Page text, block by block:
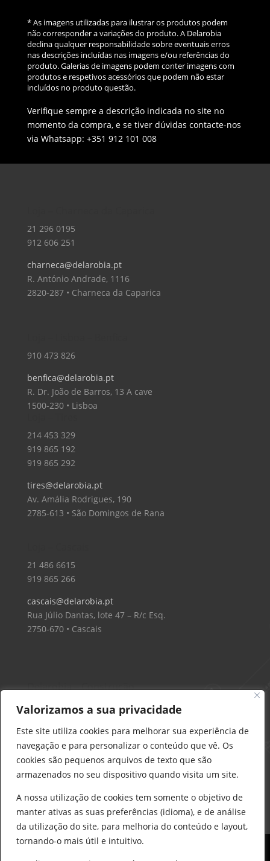
Valorizamos a sua privacidade
Este site utiliza cookies para melhorar sua experiência de
navegação e para personalizar o conteúdo que vê. Os
cookies são pequenos arquivos de texto que são
armazenados no seu dispositivo quando visita um site.
A nossa utilização de cookies tem somente o objetivo de
manter ativas as suas preferências (idioma), e de análise
da utilização do site, para melhoria do conteúdo e layout,
tornando-o mais útil e intuitivo.
* As imagens utilizadas para ilustrar os produtos podem
não corresponder a variações do produto. A Delarobia
declina qualquer responsabilidade sobre eventuais erros
nas descrições incluídas nas imagens e/ou referências do
produto. Galerias de imagens podem conter imagens com
produtos e respetivos acessórios que podem não estar
incluídos no produto questão.
Verifique sempre a descrição indicada no site no
momento da compra, e se tiver dúvidas contacte-nos
via Whatsapp: +351 912 101 008
21 296 0195
912 606 251
charneca@delarobia.pt
R. António Andrade, 1116
2820-287 • Charneca da Caparica
910 473 826
benfica@delarobia.pt
R. Dr. João de Barros, 13 A cave
1500-230 • Lisboa
214 453 329
919 865 192
919 865 292
tires@delarobia.pt
Av. Amália Rodrigues, 190
2785-613 • São Domingos de Rana
21 486 6615
919 865 266
cascais@delarobia.pt
Rua Júlio Dantas, lote 47 – R/c Esq.
2750-670 • Cascais
Delarobia – Construção
912 441 514
construcao@delarobia.pt
R. António Andrade, 1171
2820-287 • Charneca de Caparica